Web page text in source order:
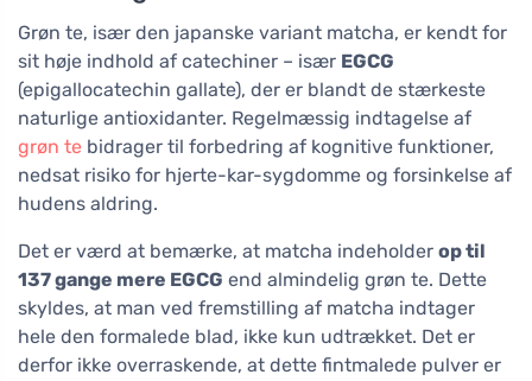
Grøn te, især den japanske variant matcha, er kendt for
sit høje indhold af catechiner – især EGCG
(epigallocatechin gallate), der er blandt de stærkeste
naturlige antioxidanter. Regelmæssig indtagelse af
grøn te bidrager til forbedring af kognitive funktioner,
nedsat risiko for hjerte-kar-sygdomme og forsinkelse af
hudens aldring.
Det er værd at bemærke, at matcha indeholder op til
137 gange mere EGCG end almindelig grøn te. Dette
skyldes, at man ved fremstilling af matcha indtager
hele den formalede blad, ikke kun udtrækket. Det er
derfor ikke overraskende, at dette fintmalede pulver er